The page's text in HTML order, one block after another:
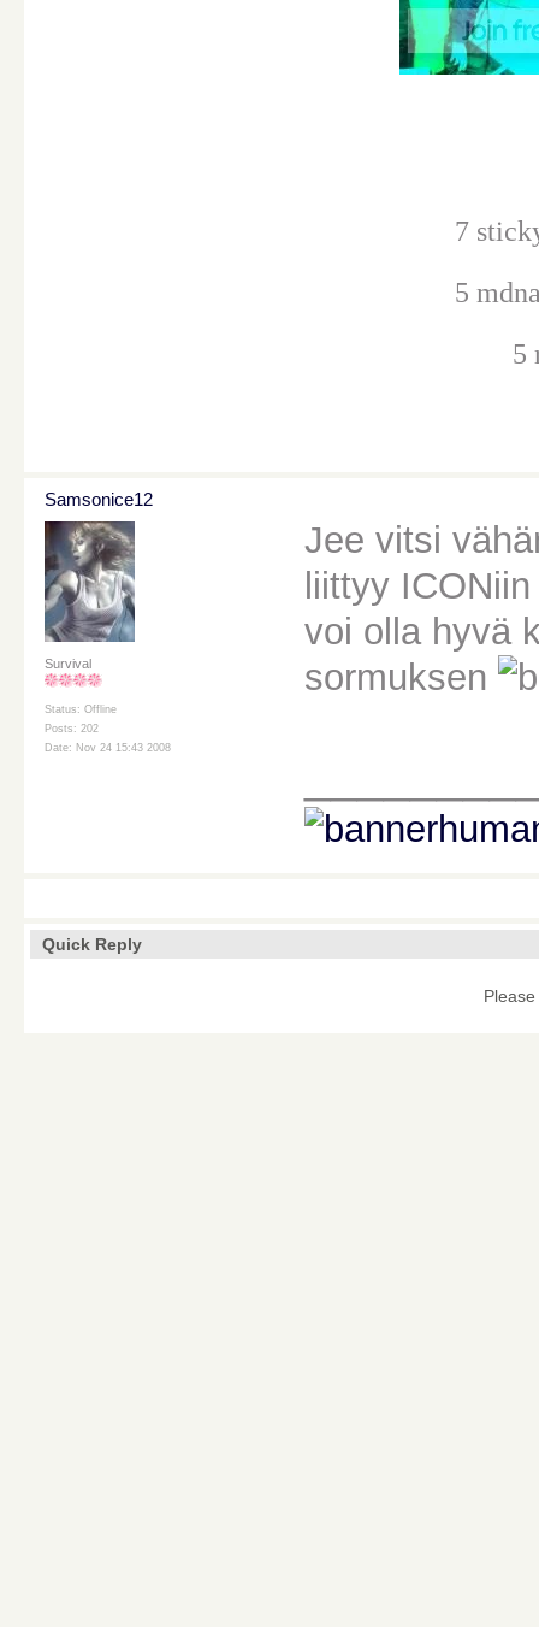
7
5
5
Samsonice12
Survival
Status: Offline
Posts: 202
Date: Nov 24 15:43 2008
Jee vitsi
liittyy
voi olla hyvä
sormuksen
Quick Reply